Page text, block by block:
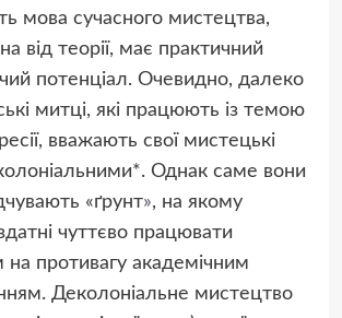
мова сучасного мистецтва,
від теорії, має практичний
потенціал. Очевидно, далеко
митці, які працюють із темою
вважають свої мистецькі
Однак саме вони
«ґрунт», на якому
чуттєво працювати
на противагу академічним
Деколоніальне мистецтво